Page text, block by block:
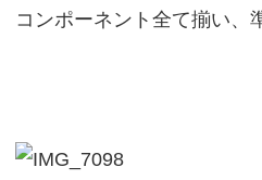
コンポーネント全て揃い、